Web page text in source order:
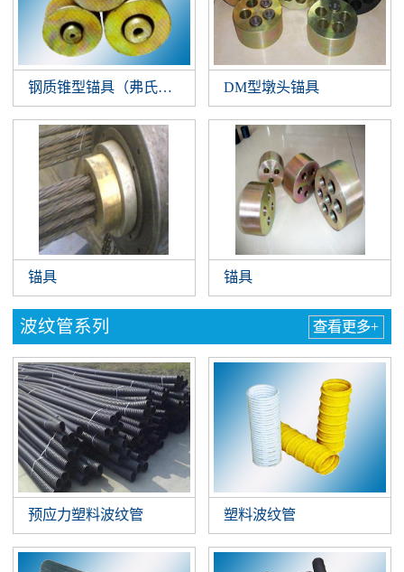
钢质锥型锚具（弗氏锚） DM型墩头锚具
锚具 锚具
波纹管系列 查看更多+
预应力塑料波纹管 塑料波纹管